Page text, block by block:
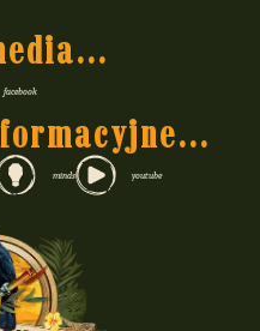
facebook
minds youtube